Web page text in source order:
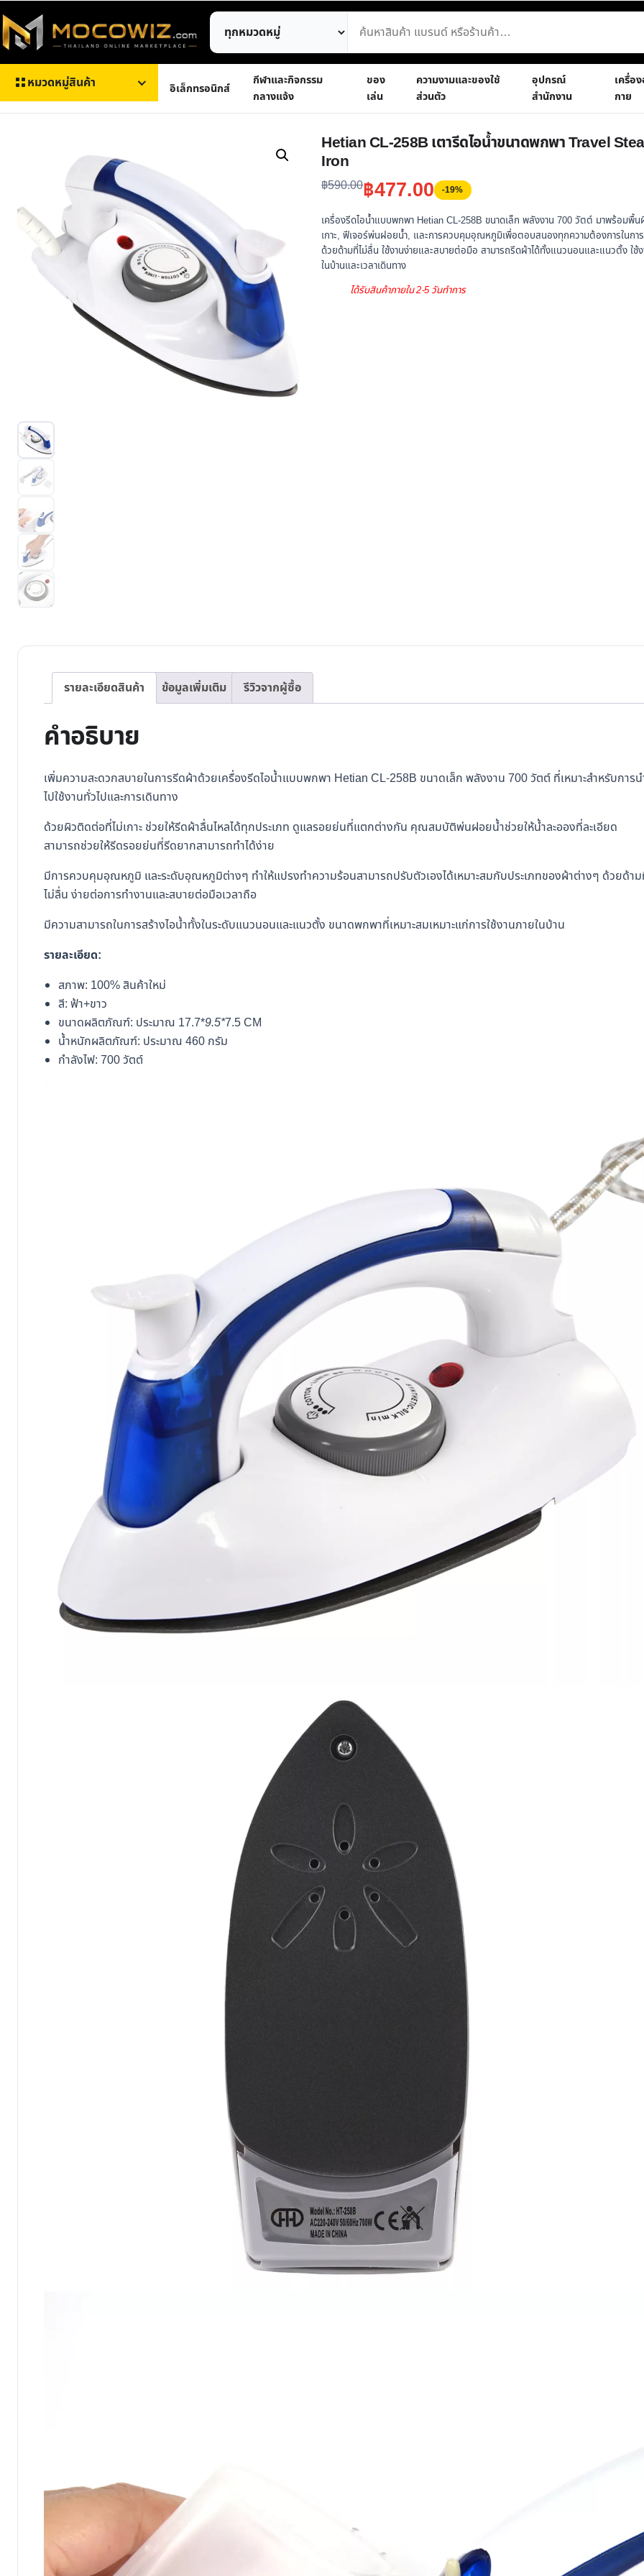
ไป
ยัง
เนื้อหา
ค้นหา
สินค้า
หมวดหมู่สินค้า อิเล็กทรอนิกส์
กีฬาและกิจกรรม
กลางแจ้ง
ของ
เล่น
ความงามและของใช้
ส่วนตัว
อุปกรณ์
สำนักงาน
เครื่อ
กาย
Hetian CL-258B เตารีดไอน้ำขนาดพกพา Travel
Iron
฿590.00
Original
price
was:
฿590.00.
฿477.00
Current
price
is:
฿477.00.
-19%
เครื่องรีดไอน้ำแบบพกพา Hetian CL-258B ขนาดเล็ก พลังงาน 700 วัตต์ มาพร้อมพื้น
เกาะ, ฟีเจอร์พ่นฝอยน้ำ, และการควบคุมอุณหภูมิเพื่อตอบสนองทุกความต้องการในกา
ด้วยด้ามที่ไม่ลื่น ใช้งานง่ายและสบายต่อมือ สามารถรีดผ้าได้ทั้งแนวนอนและแนวตั้ง ใช้
ในบ้านและเวลาเดินทาง
ได้รับสินค้าภายใน 2-5 วันทำการ
รายละเอียดสินค้า ข้อมูลเพิ่มเติม รีวิวจากผู้ซื้อ
คำอธิบาย
เพิ่มความสะดวกสบายในการรีดผ้าด้วยเครื่องรีดไอน้ำแบบพกพา Hetian CL-258B ขนาดเล็ก พลังงาน 700 วัตต์ ที่เหมาะสำหรับการ
ไปใช้งานทั่วไปและการเดินทาง
ด้วยผิวติดต่อที่ไม่เกาะ ช่วยให้รีดผ้าลื่นไหลได้ทุกประเภท ดูแลรอยย่นที่แตกต่างกัน คุณสมบัติพ่นฝอยน้ำช่วยให้น้ำละอองที่ละเอียด
สามารถช่วยให้รีดรอยย่นที่รีดยากสามารถทำได้ง่าย
มีการควบคุมอุณหภูมิ และระดับอุณหภูมิต่างๆ ทำให้แปรงทำความร้อนสามารถปรับตัวเองได้เหมาะสมกับประเภทของผ้าต่างๆ ด้วยด้า
ไม่ลื่น ง่ายต่อการทำงานและสบายต่อมือเวลาถือ
มีความสามารถในการสร้างไอน้ำทั้งในระดับแนวนอนและแนวตั้ง ขนาดพกพาที่เหมาะสมเหมาะแก่การใช้งานภายในบ้าน
รายละเอียด:
สภาพ: 100% สินค้าใหม่
สี: ฟ้า+ขาว
ขนาดผลิตภัณฑ์: ประมาณ 17.7*9.5*7.5 CM
น้ำหนักผลิตภัณฑ์: ประมาณ 460 กรัม
กำลังไฟ: 700 วัตต์